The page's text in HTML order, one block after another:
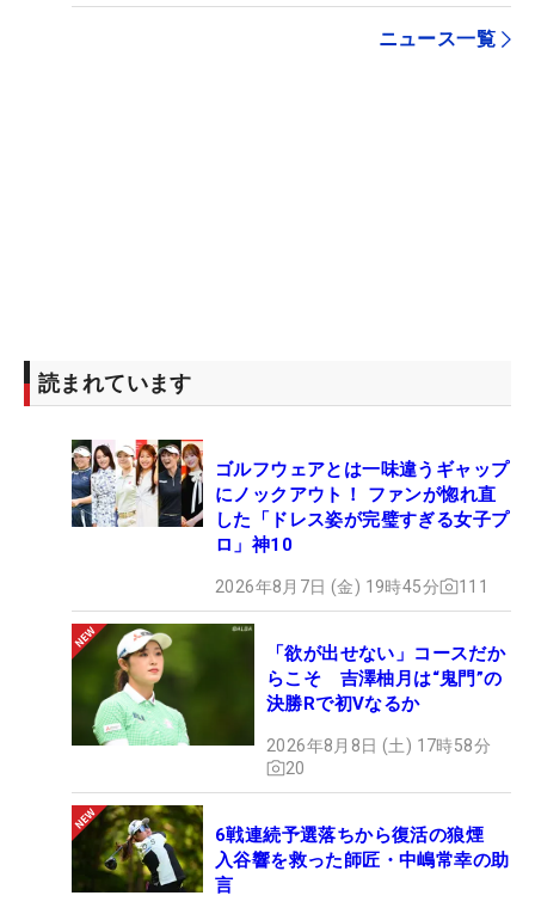
ニュース一覧
読まれています
ゴルフウェアとは一味違うギャップ
にノックアウト！ ファンが惚れ直
した「ドレス姿が完璧すぎる女子プ
ロ」神10
2026年8月7日 (金) 19時45分 111
「欲が出せない」コースだか
らこそ 吉澤柚月は“鬼門”の
決勝Rで初Vなるか
2026年8月8日 (土) 17時58分
20
6戦連続予選落ちから復活の狼煙
入谷響を救った師匠・中嶋常幸の助
言